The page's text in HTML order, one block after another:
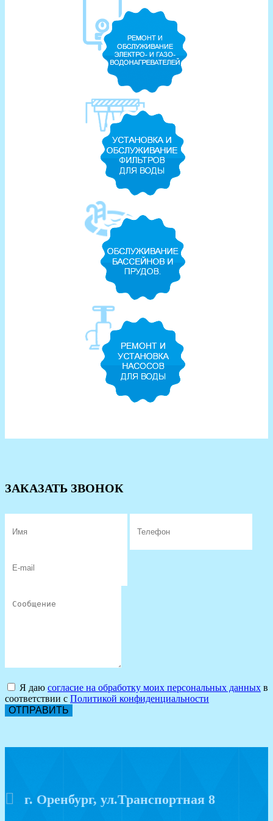
ЗАКАЗАТЬ ЗВОНОК
Я даю согласие на обработку моих персональных данных в
соответствии с Политикой конфиденциальности
ОТПРАВИТЬ
г. Оренбург, ул.Транспортная 8